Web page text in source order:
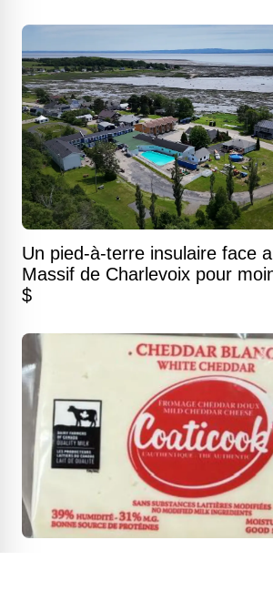
Un pied-à-terre insulaire face
Massif de Charlevoix pour
$